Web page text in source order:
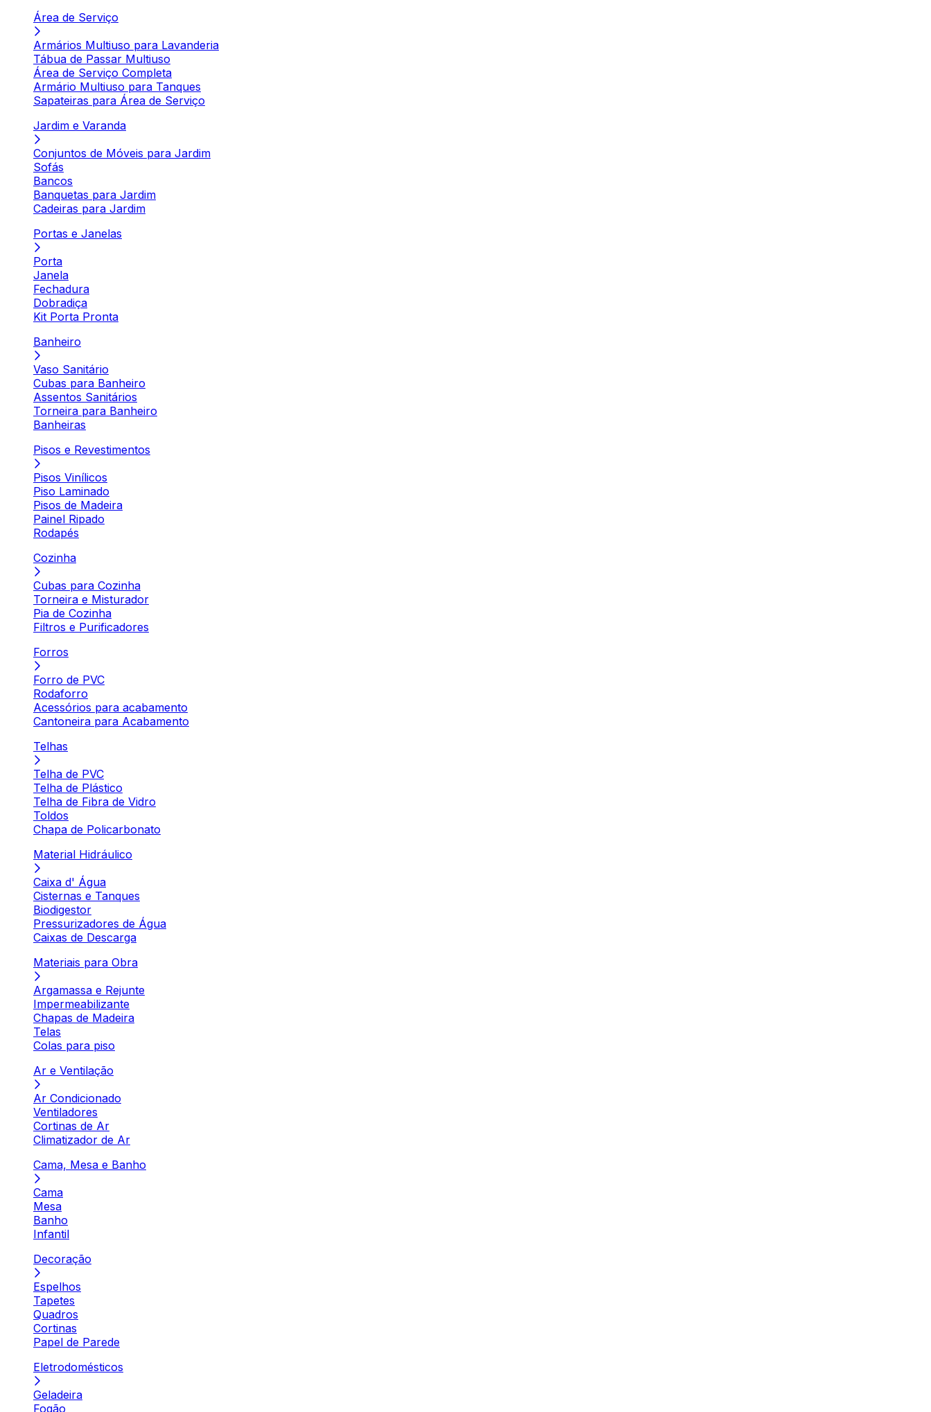
Área de Serviço
Armários Multiuso para Lavanderia
Tábua de Passar Multiuso
Área de Serviço Completa
Armário Multiuso para Tanques
Sapateiras para Área de Serviço
Jardim e Varanda
Conjuntos de Móveis para Jardim
Sofás
Bancos
Banquetas para Jardim
Cadeiras para Jardim
Portas e Janelas
Porta
Janela
Fechadura
Dobradiça
Kit Porta Pronta
Banheiro
Vaso Sanitário
Cubas para Banheiro
Assentos Sanitários
Torneira para Banheiro
Banheiras
Pisos e Revestimentos
Pisos Vinílicos
Piso Laminado
Pisos de Madeira
Painel Ripado
Rodapés
Cozinha
Cubas para Cozinha
Torneira e Misturador
Pia de Cozinha
Filtros e Purificadores
Forros
Forro de PVC
Rodaforro
Acessórios para acabamento
Cantoneira para Acabamento
Telhas
Telha de PVC
Telha de Plástico
Telha de Fibra de Vidro
Toldos
Chapa de Policarbonato
Material Hidráulico
Caixa d' Água
Cisternas e Tanques
Biodigestor
Pressurizadores de Água
Caixas de Descarga
Materiais para Obra
Argamassa e Rejunte
Impermeabilizante
Chapas de Madeira
Telas
Colas para piso
Ar e Ventilação
Ar Condicionado
Ventiladores
Cortinas de Ar
Climatizador de Ar
Cama, Mesa e Banho
Cama
Mesa
Banho
Infantil
Decoração
Espelhos
Tapetes
Quadros
Cortinas
Papel de Parede
Eletrodomésticos
Geladeira
Fogão